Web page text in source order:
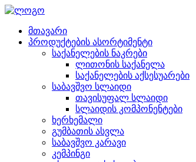
მთავარი
პროდუქტების ასორტიმენტი
საქანელების ნაკრები
ლითონის საქანელა
საქანელების აქსესუარები
საბავშვო სლაიდი
თავისუფალ სლაიდი
სლაიდის კომპონენტები
ხერხემალი
გუმბათის ასვლა
საბავშვო კარავი
კემპინგი